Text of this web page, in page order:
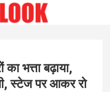
भत्ता बढ़ाया,
स्टेज पर आकर रो